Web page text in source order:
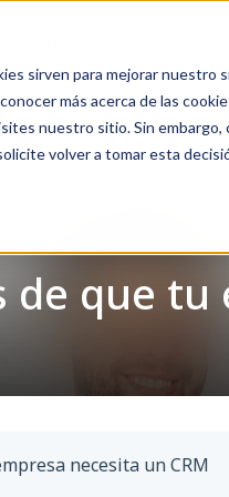
sirven para mejorar
más acerca de las
nuestro sitio. Sin
volver a tomar esta
de que
necesita un CRM